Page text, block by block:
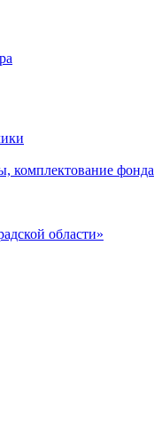
комплектование фонда
области»